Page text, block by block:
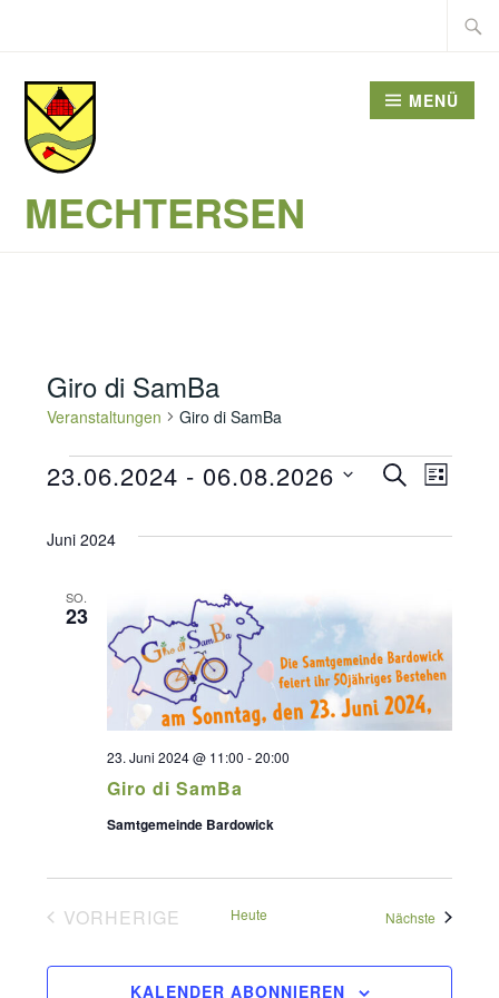
springen
Suche
MECHTERSEN
MENÜ
Giro di SamBa
Veranstaltungen Giro di SamBa
Veranstaltungen SUCHELISTE
23.06.2024 - 06.08.2026
wählen.
Juni 2024
SO.
23
Giro di SamBa
23. Juni 2024 @ 11:00 -20:00
Samtgemeinde Bardowick
VORHERIGE
Heute Nächste
KALENDER ABONNIEREN